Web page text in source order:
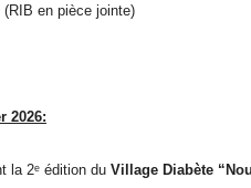
en pièce jointe)
2026:
la 2ᵉ édition du Village Diabète